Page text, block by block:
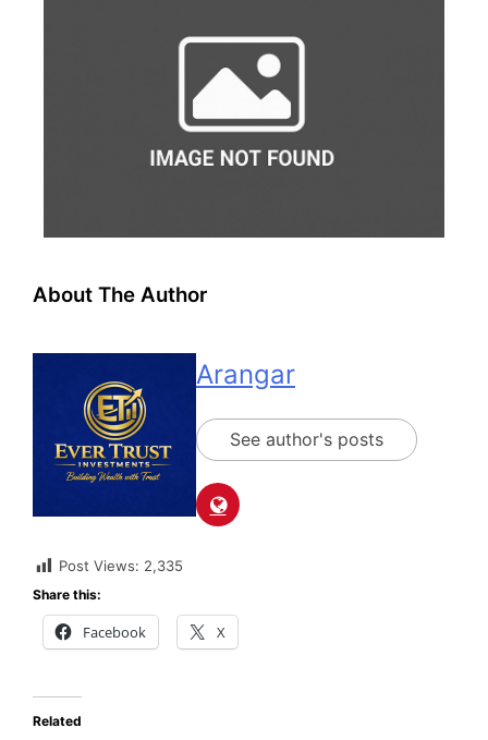
About The Author
Arangar
See author's posts
Post Views: 2,335
Share this:
Facebook X
Related